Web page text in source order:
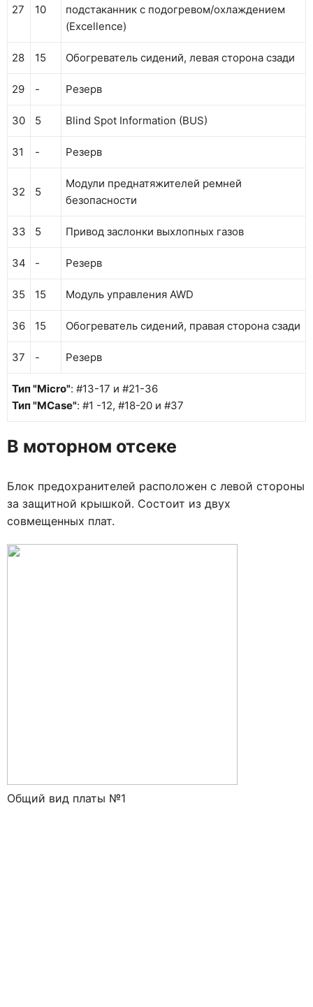
27 10
подстаканник с подогревом/охлаждением
(Excellence)
28 15 Обогреватель сидений, левая сторона сзади
29 - Резерв
30 5 Blind Spot Information (BUS)
31 - Резерв
32 5
Модули преднатяжителей ремней
безопасности
33 5 Привод заслонки выхлопных газов
34 - Резерв
35 15 Модуль управления AWD
36 15 Обогреватель сидений, правая сторона сзади
37 - Резерв
Тип "Micro": #13-17 и #21-36
Тип "MCase": #1 -12, #18-20 и #37
В моторном отсеке
Блок предохранителей расположен с левой стороны
за защитной крышкой. Состоит из двух
совмещенных плат.
Общий вид платы №1